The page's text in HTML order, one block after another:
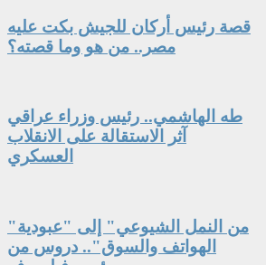
قصة رئيس أركان للجيش بكت عليه
مصر.. من هو وما قصته؟
طه الهاشمي.. رئيس وزراء عراقي
آثر الاستقالة على الانقلاب
العسكري
"من النمل الشيوعي" إلى "عبودية
الهواتف والسوق".. دروس من